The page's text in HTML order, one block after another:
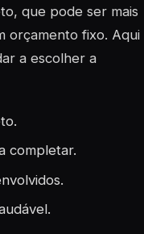
que pode ser mais
orçamento fixo. Aqui
a escolher a
completar.